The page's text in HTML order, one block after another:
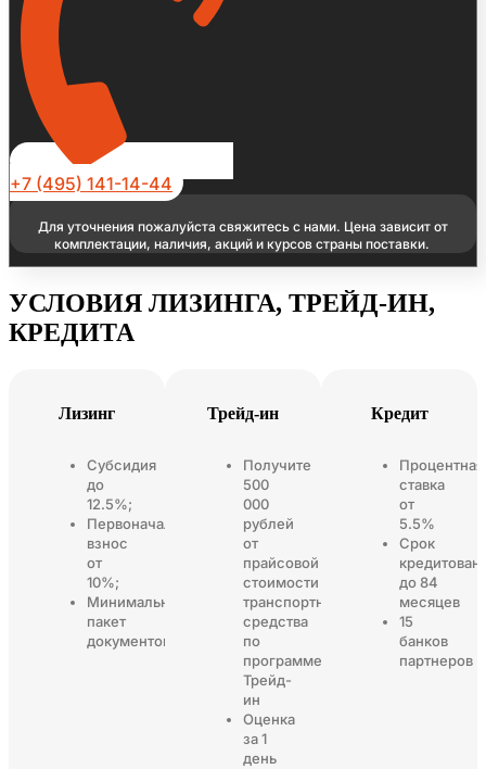
+7 (495) 141-14-44
Для уточнения пожалуйста свяжитесь с нами. Цена зависит от
комплектации, наличия, акций и курсов страны поставки.
УСЛОВИЯ ЛИЗИНГА, ТРЕЙД-ИН,
КРЕДИТА
Лизинг
Субсидия
до
12.5%;
Первоначальный
взнос
от
10%;
Минимальный
пакет
документов
Трейд-ин
Получите
500
000
рублей
от
прайсовой
стоимости
транспортного
средства
по
программе
Трейд-
ин
Оценка
за 1
день
Кредит
Процентная
ставка
от
5.5%
Срок
до 84
месяцев
15
банков
партнеров